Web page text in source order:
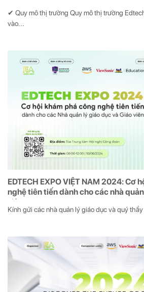
✔ Quy mô thị trường Quy mô thị trường
vào...
EDTECH EXPO VIỆT NAM 2024: Cơ
nghệ tiên tiến dành cho các nhà
viên
Kính gửi các nhà quản lý giáo dục và quý